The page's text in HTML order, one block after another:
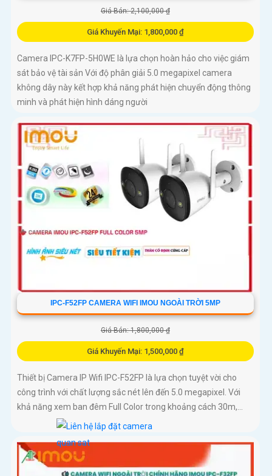
Giá Bán: 2,100,000 ₫
Giá Khuyến Mại: 1,800,000 ₫
Camera IPC-K7FP-5H0WE là lựa chọn hoàn hảo cho việc giám
sát bảo vệ tài sản Với độ phân giải 5.0 megapixel camera
không dây này kết hợp khả năng phát hiện chuyển động thông
minh và phát hiện hình dáng người
IPC-F52FP CAMERA WIFI IMOU NGOÀI TRỜI 5MP
Giá Bán: 1,800,000 ₫
Giá Khuyến Mại: 1,500,000 ₫
Thiết bị Camera IP Wifi IPC-F52FP là lựa chọn tuyệt vời cho
công trình với chất lượng sắc nét lên đến 5.0 megapixel. Với
khả năng xem ban đêm Full Color trong khoảng cách 30m,...